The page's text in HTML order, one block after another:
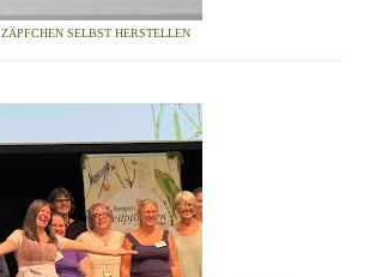
ZÄPFCHEN SELBST HERSTELLEN